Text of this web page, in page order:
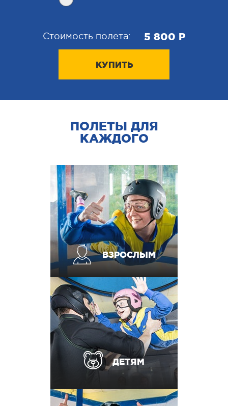
Стоимость полета: 5 800 P
КУПИТЬ
ПОЛЕТЫ ДЛЯ
КАЖДОГО
ВЗРОСЛЫМ
ДЕТЯМ